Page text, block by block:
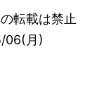
転載は禁止
06(月)